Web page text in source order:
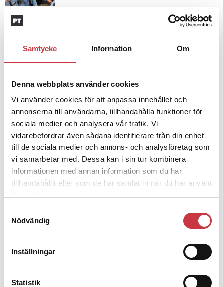
Samtycke Information Om
Denna webbplats använder cookies
Vi använder cookies för att anpassa innehållet och
annonserna till användarna, tillhandahålla funktioner för
sociala medier och analysera vår trafik. Vi
vidarebefordrar även sådana identifierare från din enhet
till de sociala medier och annons- och analysföretag som
vi samarbetar med. Dessa kan i sin tur kombinera
informationen med annan information som du har
tillhandahållit eller som de har samlat in när du har använt
Nödvändig
Inställningar
Statistik
Jens Mårtensson:Snart 20 år i tjänst
– nu ska han lära sig grunderna
4 juni 2026
Polisregionen erkänner fel: ”Kommer
att rättas till”
Debatt
9 juli 2026
Det är inte evidenskrav som